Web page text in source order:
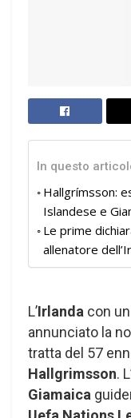
In questo
Hallgrímsson:
Islandese e
Le prime
allenatore
L’Irlanda con
annunciato la
tratta del 57
Hallgrimsson.
Giamaica